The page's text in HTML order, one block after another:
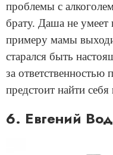
проблемы с
брату. Даша не
примеру мамы
старался быть
за ответственностью
предстоит найти
6. Евгений